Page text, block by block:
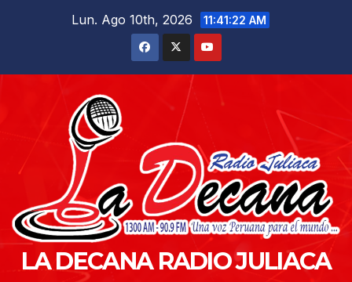
Lun. Ago 10th, 2026 11:41:24 AM
LA DECANA RADIO JULIACA